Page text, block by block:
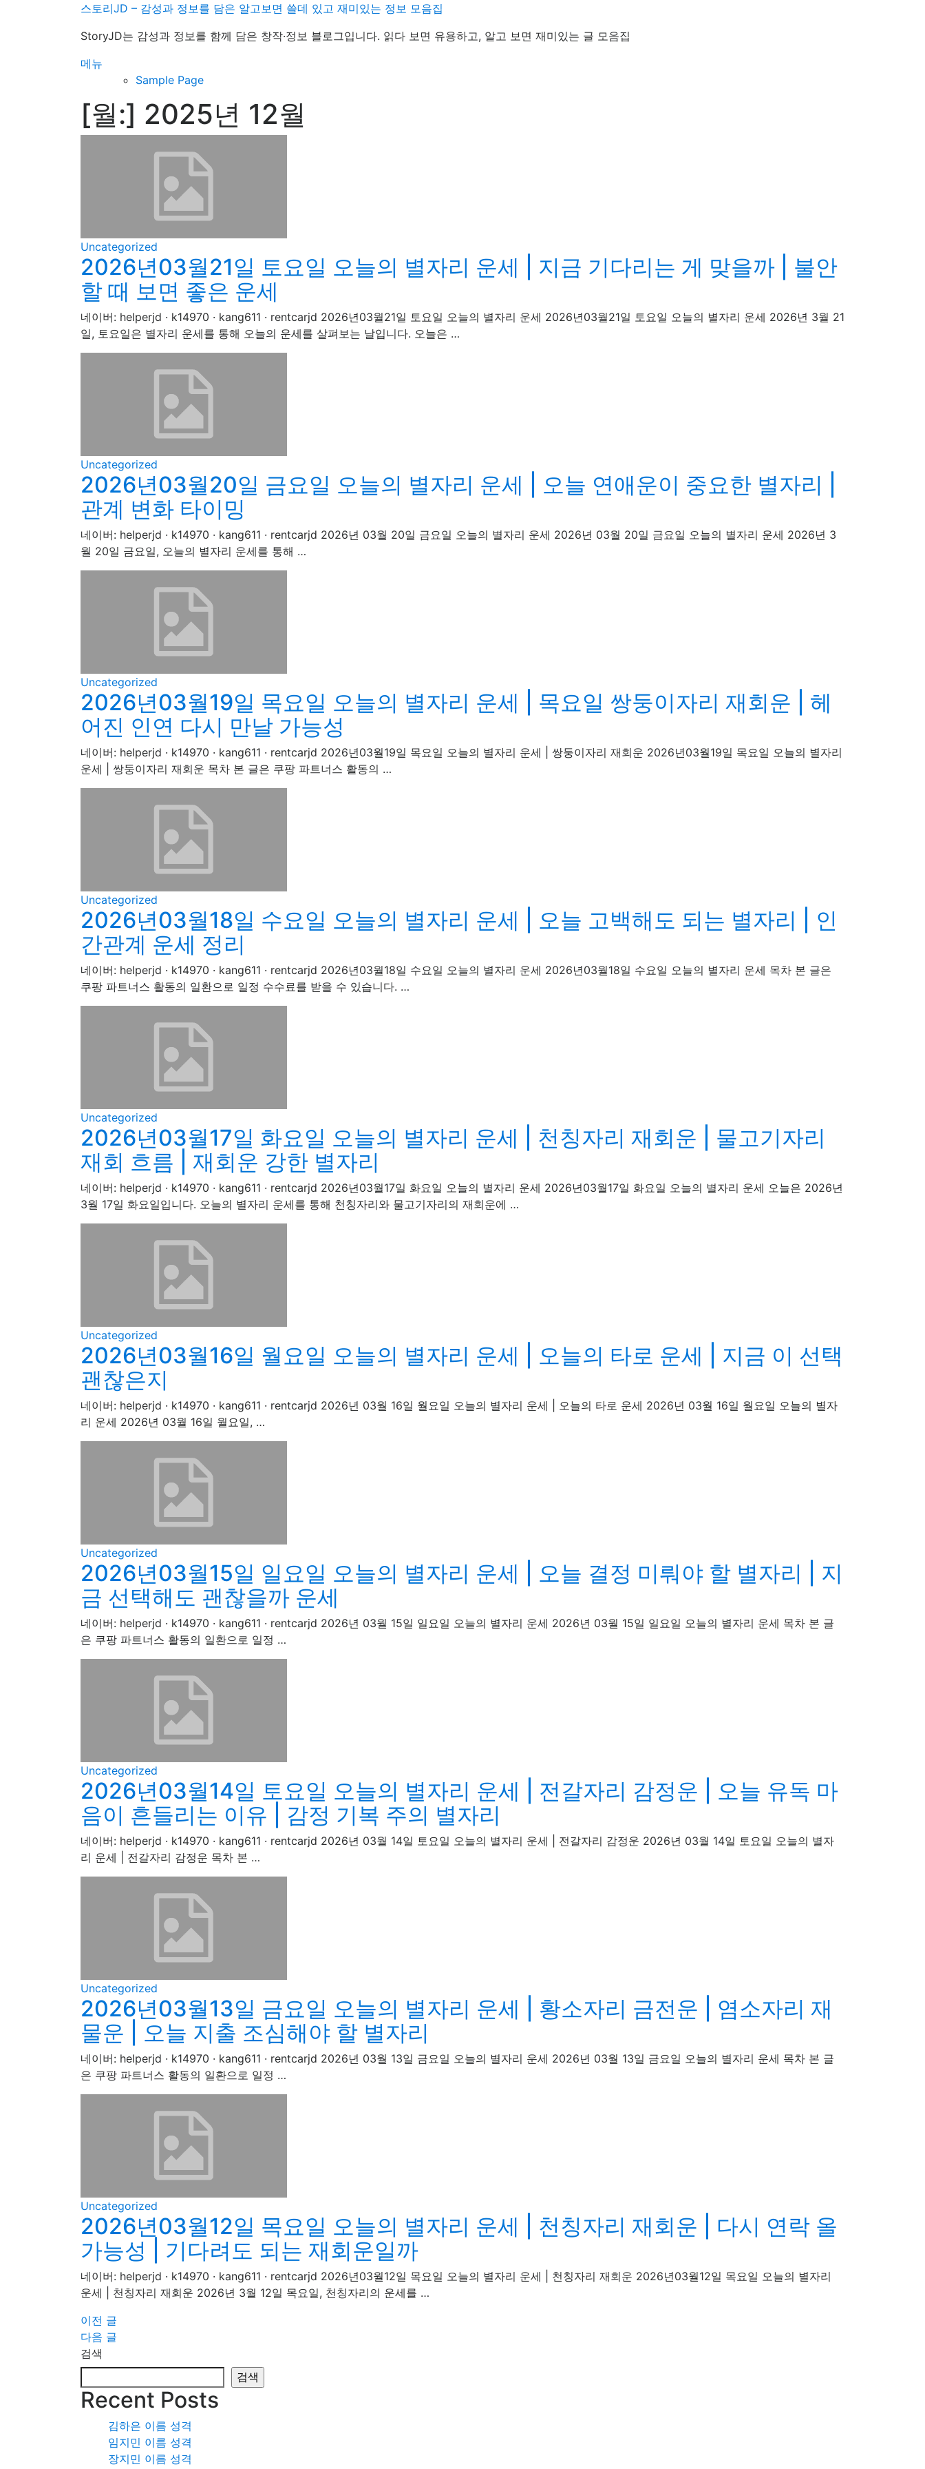
스토리JD – 감성과 정보를 담은 알고보면 쓸데 있고 재미있는 정보 모음집
StoryJD는 감성과 정보를 함께 담은 창작·정보 블로그입니다. 읽다 보면 유용하고, 알고 보면 재미있는 글 모음집
메뉴
Sample Page
[월:] 2025년 12월
Uncategorized
2026년03월21일 토요일 오늘의 별자리 운세 | 지금 기다리는 게 맞을까 | 불안
할 때 보면 좋은 운세
네이버: helperjd · k14970 · kang611 · rentcarjd 2026년03월21일 토요일 오늘의 별자리 운세 2026년03월21일 토요일 오늘의 별자리 운세 2026년 3월 21
일, 토요일은 별자리 운세를 통해 오늘의 운세를 살펴보는 날입니다. 오늘은 …
Uncategorized
2026년03월20일 금요일 오늘의 별자리 운세 | 오늘 연애운이 중요한 별자리 |
관계 변화 타이밍
네이버: helperjd · k14970 · kang611 · rentcarjd 2026년 03월 20일 금요일 오늘의 별자리 운세 2026년 03월 20일 금요일 오늘의 별자리 운세 2026년 3
월 20일 금요일, 오늘의 별자리 운세를 통해 …
Uncategorized
2026년03월19일 목요일 오늘의 별자리 운세 | 목요일 쌍둥이자리 재회운 | 헤
어진 인연 다시 만날 가능성
네이버: helperjd · k14970 · kang611 · rentcarjd 2026년03월19일 목요일 오늘의 별자리 운세 | 쌍둥이자리 재회운 2026년03월19일 목요일 오늘의 별자리
운세 | 쌍둥이자리 재회운 목차 본 글은 쿠팡 파트너스 활동의 …
Uncategorized
2026년03월18일 수요일 오늘의 별자리 운세 | 오늘 고백해도 되는 별자리 | 인
간관계 운세 정리
네이버: helperjd · k14970 · kang611 · rentcarjd 2026년03월18일 수요일 오늘의 별자리 운세 2026년03월18일 수요일 오늘의 별자리 운세 목차 본 글은
쿠팡 파트너스 활동의 일환으로 일정 수수료를 받을 수 있습니다. …
Uncategorized
2026년03월17일 화요일 오늘의 별자리 운세 | 천칭자리 재회운 | 물고기자리
재회 흐름 | 재회운 강한 별자리
네이버: helperjd · k14970 · kang611 · rentcarjd 2026년03월17일 화요일 오늘의 별자리 운세 2026년03월17일 화요일 오늘의 별자리 운세 오늘은 2026년
3월 17일 화요일입니다. 오늘의 별자리 운세를 통해 천칭자리와 물고기자리의 재회운에 …
Uncategorized
2026년03월16일 월요일 오늘의 별자리 운세 | 오늘의 타로 운세 | 지금 이 선택
괜찮은지
네이버: helperjd · k14970 · kang611 · rentcarjd 2026년 03월 16일 월요일 오늘의 별자리 운세 | 오늘의 타로 운세 2026년 03월 16일 월요일 오늘의 별자
리 운세 2026년 03월 16일 월요일, …
Uncategorized
2026년03월15일 일요일 오늘의 별자리 운세 | 오늘 결정 미뤄야 할 별자리 | 지
금 선택해도 괜찮을까 운세
네이버: helperjd · k14970 · kang611 · rentcarjd 2026년 03월 15일 일요일 오늘의 별자리 운세 2026년 03월 15일 일요일 오늘의 별자리 운세 목차 본 글
은 쿠팡 파트너스 활동의 일환으로 일정 …
Uncategorized
2026년03월14일 토요일 오늘의 별자리 운세 | 전갈자리 감정운 | 오늘 유독 마
음이 흔들리는 이유 | 감정 기복 주의 별자리
네이버: helperjd · k14970 · kang611 · rentcarjd 2026년 03월 14일 토요일 오늘의 별자리 운세 | 전갈자리 감정운 2026년 03월 14일 토요일 오늘의 별자
리 운세 | 전갈자리 감정운 목차 본 …
Uncategorized
2026년03월13일 금요일 오늘의 별자리 운세 | 황소자리 금전운 | 염소자리 재
물운 | 오늘 지출 조심해야 할 별자리
네이버: helperjd · k14970 · kang611 · rentcarjd 2026년 03월 13일 금요일 오늘의 별자리 운세 2026년 03월 13일 금요일 오늘의 별자리 운세 목차 본 글
은 쿠팡 파트너스 활동의 일환으로 일정 …
Uncategorized
2026년03월12일 목요일 오늘의 별자리 운세 | 천칭자리 재회운 | 다시 연락 올
가능성 | 기다려도 되는 재회운일까
네이버: helperjd · k14970 · kang611 · rentcarjd 2026년03월12일 목요일 오늘의 별자리 운세 | 천칭자리 재회운 2026년03월12일 목요일 오늘의 별자리
운세 | 천칭자리 재회운 2026년 3월 12일 목요일, 천칭자리의 운세를 …
글
탐
색
이전 글
다음 글
검색
검색
Recent Posts
김하은 이름 성격
임지민 이름 성격
장지민 이름 성격